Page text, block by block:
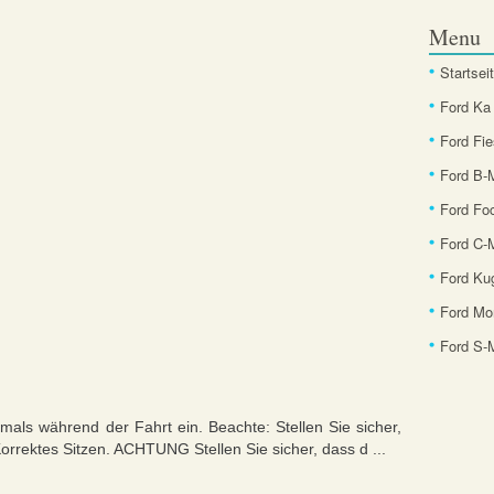
während der Fahrt ein. Beachte: Stellen Sie sicher,
Sitzen. ACHTUNG Stellen Sie sicher, dass d ...
Menu
Ford Ka
Ford
Ford B-
Ford
Ford C-
Ford
Ford
Ford S-